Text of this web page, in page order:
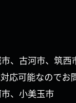
、古河市、筑
応可能なので
、小美玉市